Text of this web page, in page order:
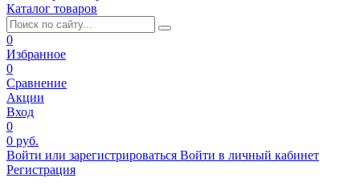
Каталог товаров
0
Избранное
0
Сравнение
Акции
Вход
0
0 руб.
Войти или зарегистрироваться Войти в личный кабинет
Регистрация